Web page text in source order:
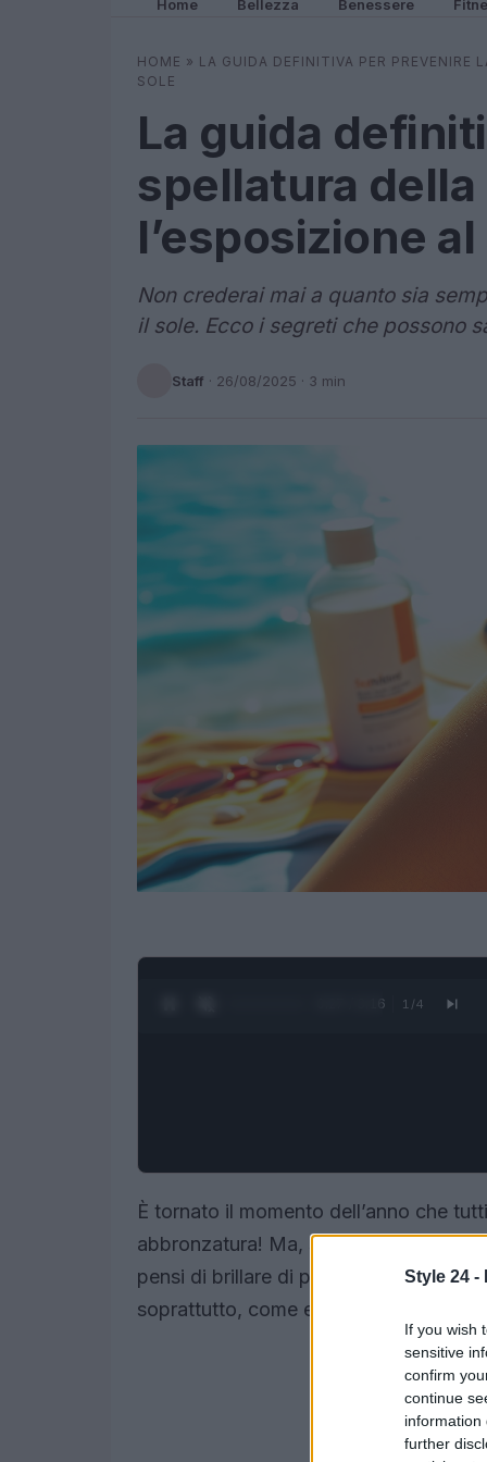
Style 24 -
If you wish
sensitive
confirm
continue
information
further
Home Bellezza Benessere
HOME » LA GUIDA DEFINITIVA PER PREVENIRE
SOLE
La guida
spellatura
l’esposizione
Non crederai mai a quanto sia
il sole. Ecco i segreti che possono
Staff · 26/08/2025 · 3 min
0:28 / 3:16 1 /4
È tornato il momento dell’anno che
abbronzatura! Ma, sorpresa! La tua
pensi di brillare di più. Non temere,
soprattutto, come evitarlo. Sei pronta